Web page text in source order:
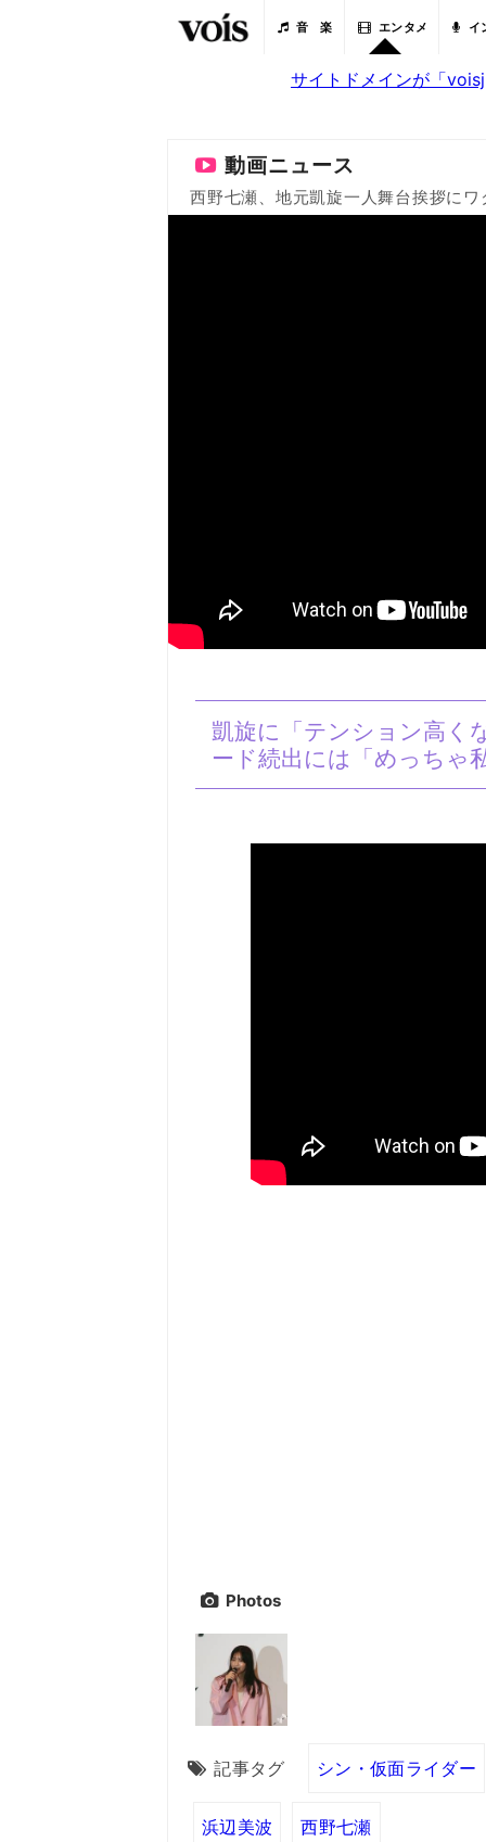
音 楽 エンタメ イ
サイトドメインが「
動画ニュース
西野七瀬、地元凱旋一人舞台挨拶に
凱旋に「テンション高く
ード続出には「めっちゃ
Photos
記事タグ シン・仮面ライダー
浜辺美波 西野七瀬